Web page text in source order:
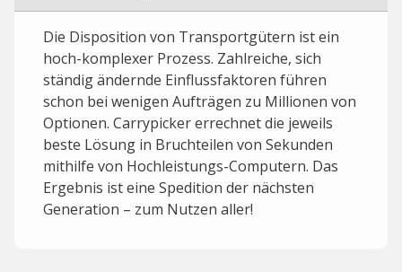
Die Disposition von Transportgütern ist ein
hoch-komplexer Prozess. Zahlreiche, sich
ständig ändernde Einflussfaktoren führen
schon bei wenigen Aufträgen zu Millionen von
Optionen. Carrypicker errechnet die jeweils
beste Lösung in Bruchteilen von Sekunden
mithilfe von Hochleistungs-Computern. Das
Ergebnis ist eine Spedition der nächsten
Generation – zum Nutzen aller!